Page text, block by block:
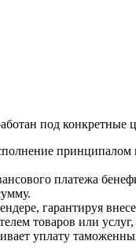
под конкретные
платежа
гарантируя
товаров или
уплату